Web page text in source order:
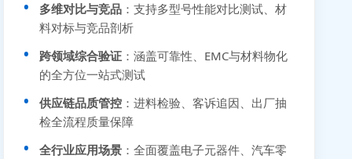
多维对比与竞品 ：支持多型号性能对比测试、材
料对标与竞品剖析
跨领域综合验证 ：涵盖可靠性、EMC与材料物化
的全方位一站式测试
供应链品质管控 ：进料检验、客诉追因、出厂抽
检全流程质量保障
全行业应用场景 ：全面覆盖电子元器件、汽车零